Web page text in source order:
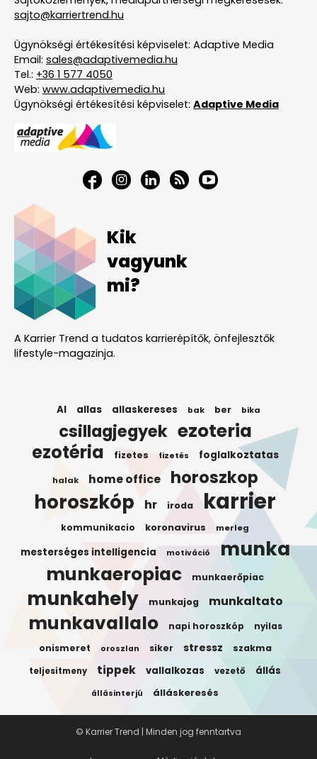
sajto@karriertrend.hu
Ügynökségi értékesítési képviselet: Adaptive Media
Email: sales@adaptivemedia.hu
Tel.: +36 1 577 4050
Web: www.adaptivemedia.hu
Ügynökségi értékesítési képviselet: Adaptive Media
Kik
vagyunk
mi?
A Karrier Trend a tudatos karrierépítők, önfejlesztők
lifestyle-magazinja.
AI allas allaskereses bak ber bika
csillagjegyek ezoteria
ezotéria fizetes fizetés foglalkoztatas
halak home office horoszkop
horoszkóp hr iroda karrier
kommunikacio koronavirus merleg
mesterséges intelligencia motiváció munka
munkaeropiac munkaerőpiac
munkahely munkajog munkaltato
munkavallalo napi horoszkóp nyilas
onismeret oroszlan siker stressz szakma
teljesitmeny tippek vallalkozas vezető állás
állásinterjú álláskeresés
© Karrier Trend | Minden jog fenntartva